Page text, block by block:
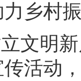
乡村
文明
活动